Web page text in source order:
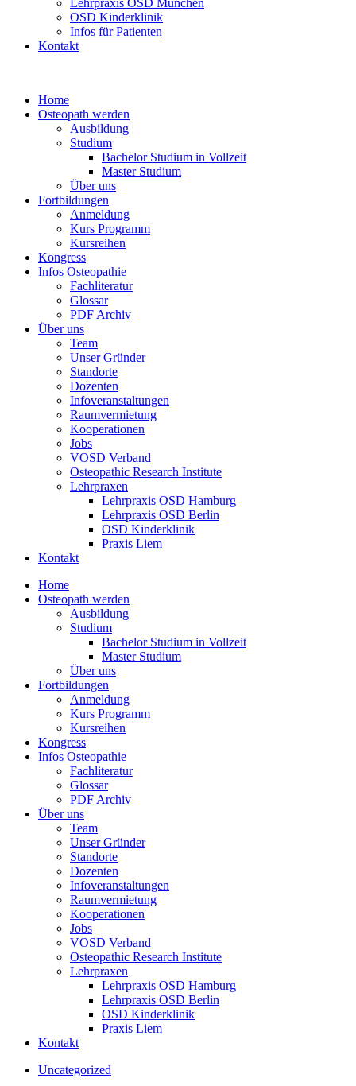
Lehrpraxis OSD München
OSD Kinderklinik
Infos für Patienten
Kontakt
Home
Osteopath werden
Ausbildung
Studium
Bachelor Studium in Vollzeit
Master Studium
Über uns
Fortbildungen
Anmeldung
Kurs Programm
Kursreihen
Kongress
Infos Osteopathie
Fachliteratur
Glossar
PDF Archiv
Über uns
Team
Unser Gründer
Standorte
Dozenten
Infoveranstaltungen
Raumvermietung
Kooperationen
Jobs
VOSD Verband
Osteopathic Research Institute
Lehrpraxen
Lehrpraxis OSD Hamburg
Lehrpraxis OSD Berlin
OSD Kinderklinik
Praxis Liem
Kontakt
Home
Osteopath werden
Ausbildung
Studium
Bachelor Studium in Vollzeit
Master Studium
Über uns
Fortbildungen
Anmeldung
Kurs Programm
Kursreihen
Kongress
Infos Osteopathie
Fachliteratur
Glossar
PDF Archiv
Über uns
Team
Unser Gründer
Standorte
Dozenten
Infoveranstaltungen
Raumvermietung
Kooperationen
Jobs
VOSD Verband
Osteopathic Research Institute
Lehrpraxen
Lehrpraxis OSD Hamburg
Lehrpraxis OSD Berlin
OSD Kinderklinik
Praxis Liem
Kontakt
Uncategorized